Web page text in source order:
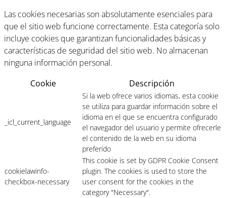
Las cookies necesarias son absolutamente esenciales para
que el sitio web funcione correctamente. Esta categoría solo
incluye cookies que garantizan funcionalidades básicas y
características de seguridad del sitio web. No almacenan
ninguna información personal.
Cookie
Descripción
_icl_current_language
Si la web ofrece varios idiomas, esta cookie
se utiliza para guardar información sobre el
idioma en el que se encuentra configurado
el navegador del usuario y permite ofrecerle
el contenido de la web en su idioma
preferido
cookielawinfo-
checkbox-necessary
This cookie is set by GDPR Cookie Consent
plugin. The cookies is used to store the
user consent for the cookies in the
category "Necessary".